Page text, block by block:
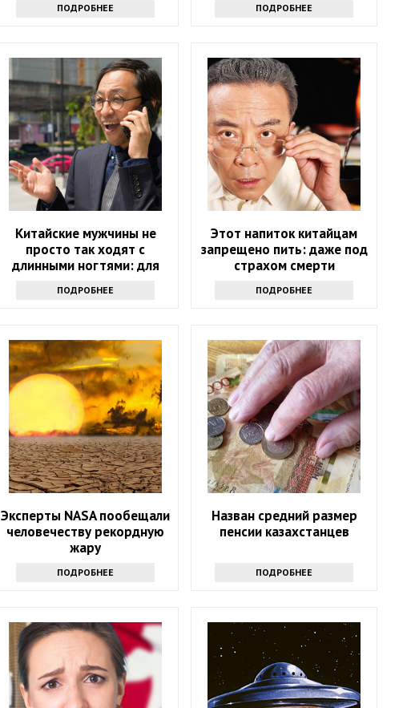
ПОДРОБНЕЕ ПОДРОБНЕЕ
Китайские мужчины не
просто так ходят с
длинными ногтями: для
ПОДРОБНЕЕ
Этот напиток китайцам
запрещено пить: даже под
страхом смерти
ПОДРОБНЕЕ
Эксперты NASA пообещали
человечеству рекордную
жару
ПОДРОБНЕЕ
Назван средний размер
пенсии казахстанцев
ПОДРОБНЕЕ